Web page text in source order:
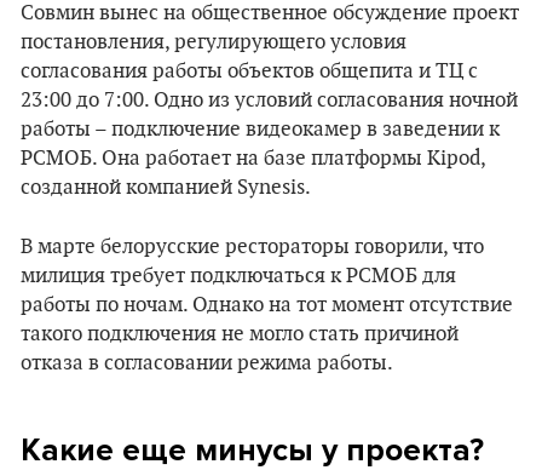
Совмин вынес на общественное обсуждение проект
постановления, регулирующего условия
согласования работы объектов общепита и ТЦ с
23:00 до 7:00. Одно из условий согласования ночной
работы – подключение видеокамер в заведении к
РСМОБ. Она работает на базе платформы Kipod,
созданной компанией Synesis.
В марте белорусские рестораторы говорили, что
милиция требует подключаться к РСМОБ для
работы по ночам. Однако на тот момент отсутствие
такого подключения не могло стать причиной
отказа в согласовании режима работы.
Какие еще минусы у проекта?